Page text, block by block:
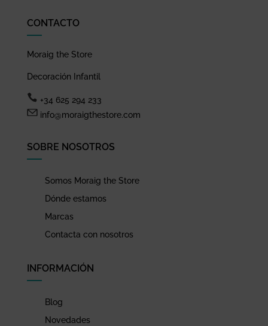
CONTACTO
Moraig the Store
Decoración Infantil
+34 625 294 233
info@moraigthestore.com
SOBRE NOSOTROS
Somos Moraig the Store
Dónde estamos
Marcas
Contacta con nosotros
INFORMACIÓN
Blog
Novedades